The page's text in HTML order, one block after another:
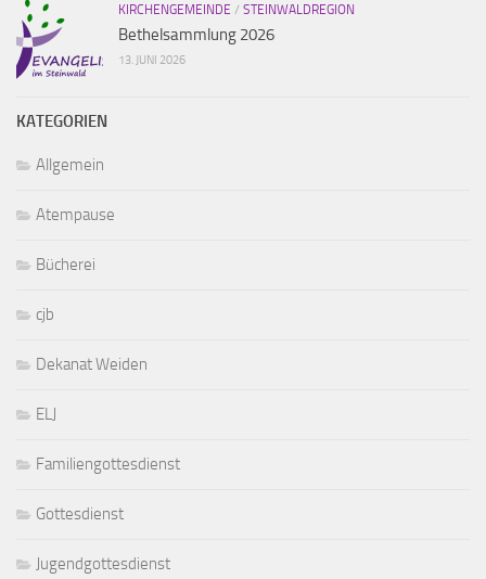
KIRCHENGEMEINDE / STEINWALDREGION
Bethelsammlung 2026
13. JUNI 2026
KATEGORIEN
Allgemein
Atempause
Bücherei
cjb
Dekanat Weiden
ELJ
Familiengottesdienst
Gottesdienst
Jugendgottesdienst